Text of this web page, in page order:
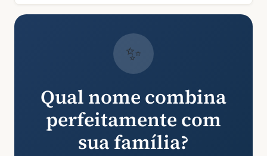
✨
Qual nome combina
perfeitamente com
sua família?